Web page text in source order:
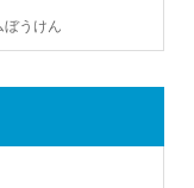
うけん